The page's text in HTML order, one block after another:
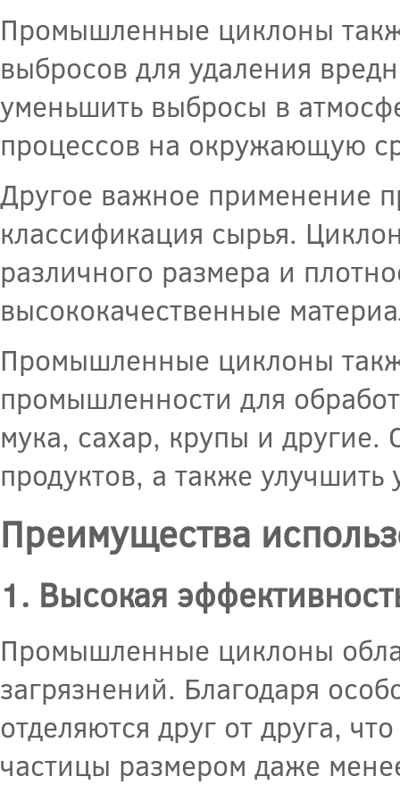
Промышленные циклоны
выбросов для удаления
уменьшить выбросы в
процессов на окружающую
Другое важное применение
классификация сырья.
различного размера и
высококачественные
Промышленные циклоны
промышленности для
мука, сахар, крупы и другие.
продуктов, а также
Преимущества
1. Высокая
Промышленные циклоны
загрязнений. Благодаря
отделяются друг от друга,
частицы размером даже